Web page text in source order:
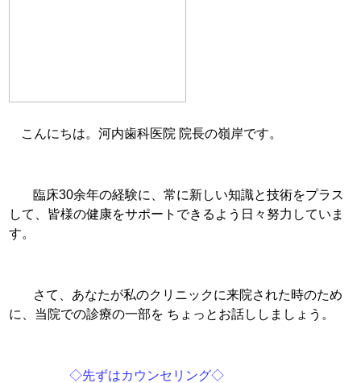
こんにちは。河内歯科医院 院長の嶺岸です。
臨床30余年の経験に、常に新しい知識と技術をプラス
して、 皆様の健康をサポートできるよう日々努力していま
す。
さて、あなたが私のクリニックに来院された時のため
に
、当院での診療の一部を ちょっとお話ししましょう。
◇先ずはカウンセリング◇